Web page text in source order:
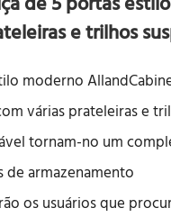
e trilhos
moderno
várias prateleiras e
tornam-no um
armazenamento
os usuários que